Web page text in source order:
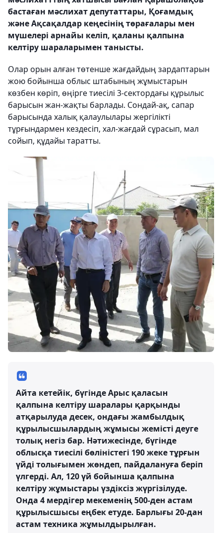
бастаған мәслихат депутаттары, Қоғамдық
және Ақсақалдар кеңесінің төрағалары мен
мүшелері арнайы келіп, қаланы қалпына
келтіру шараларымен танысты.
Олар орын алған төтенше жағдайдың зардаптарын
жою бойынша облыс штабының жұмыстарын
көзбен көріп, өңірге тиесілі 3-сектордағы құрылыс
барысын жан-жақты барлады. Сондай-ақ, сапар
барысында халық қалаулылары жергілікті
тұрғындармен кездесіп, хал-жағдай сұрасып, мал
сойып, құдайы таратты.
Айта кетейік, бүгінде Арыс қаласын
қалпына келтіру шаралары қарқынды
атқарылуда десек, ондағы жамбылдық
құрылысшылардың жұмысы жемісті деуге
толық негіз бар. Нәтижесінде, бүгінде
облысқа тиесілі бөліністегі 190 жеке тұрғын
үйді толығымен жөндеп, пайдалануға беріп
үлгерді. Ал, 120 үй бойынша қалпына
келтіру жұмыстары үздіксіз жүргізілуде.
Онда 4 мердігер мекеменің 500-ден астам
құрылысшысы еңбек етуде. Барлығы 20-дан
астам техника жұмылдырылған.